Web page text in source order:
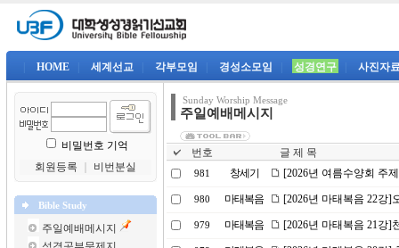
HOME 세계선교 각부모임 경성소모임 성경연구 사진자
비밀번호 기억
회원등록
비번분실
Bible Study
주일예배메시지
Sunday Worship Message
주일예배메시지
번호 글 제 목
981 창세기 [2026년 여름수양회 주
980 마태복음 [2026년 마태복음 22강]
979 마태복음 [2026년 마태복음 21강]